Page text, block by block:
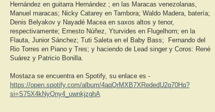
Hernández en guitarra Hernández ; en las Maracas venezolanas,
Manuel maracas; Nicky Catarey en Tambora; Waldo Madera, batería;
Denis Belyakov y Nayadé Macea en saxos altos y tenor,
respectivamente; Ernesto Núñez, Yturvides en Flugelhorn; en la
Flauta, Junior Sánchez; Tuti Saleta en el Baby Bass; Fernando del
Rio Torres en Piano y Tres; y haciendo de Lead singer y Coros: René
Suárez y Patricio Bonilla.
Mostaza se encuentra en Spotify, su enlace es -
https://open.spotify.com/album/4aqQrMXB7XRededU2q70Hq?
si=S75X4kNyQny4_uwnkjzghA